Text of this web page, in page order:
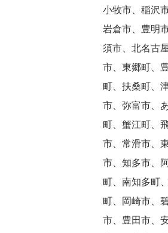
小牧市、稲沢
岩倉市、豊明
須市、北名古
市、東郷町、
町、扶桑町、
市、弥富市、
町、蟹江町、
市、常滑市、
市、知多市、
町、南知多町
町、岡崎市、
市、豊田市、